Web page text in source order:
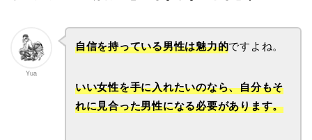
Yua
自信を持っている男性は魅力的ですよね。
いい女性を手に入れたいのなら、自分もそ
れに見合った男性になる必要があります。